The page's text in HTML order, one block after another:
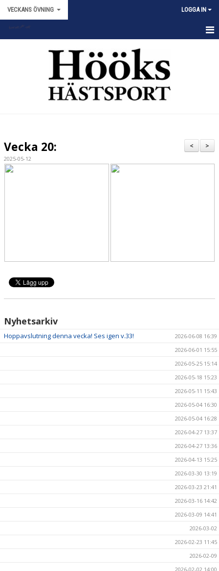
VECKANS ÖVNING LOGGA IN
DOKUMENT
>
<
Vecka 20:
2025-05-12
Nyhetsarkiv
Hoppavslutning denna vecka! Ses igen v.33!
2026-06-08 16:39
2026-06-01 15:55
2026-05-25 15:14
2026-05-18 15:23
2026-05-11 15:43
2026-05-04 16:30
2026-05-04 16:28
2026-04-27 13:37
2026-04-27 13:36
2026-04-13 15:25
2026-03-30 13:19
2026-03-23 21:41
2026-03-16 14:42
2026-03-09 14:41
2026-03-02
2026-02-23 11:45
2026-02-09
2026-02-02 14:00